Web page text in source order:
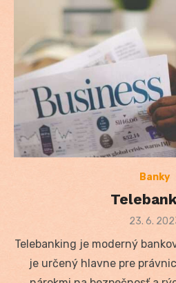
Banky
Posted
23. 6.
Telebanking je moderný
je určený hlavne pre